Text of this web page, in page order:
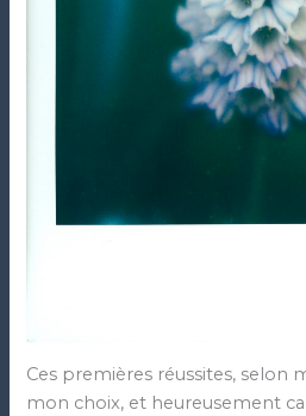
Ces premières réussites, selon
mon choix, et heureusement